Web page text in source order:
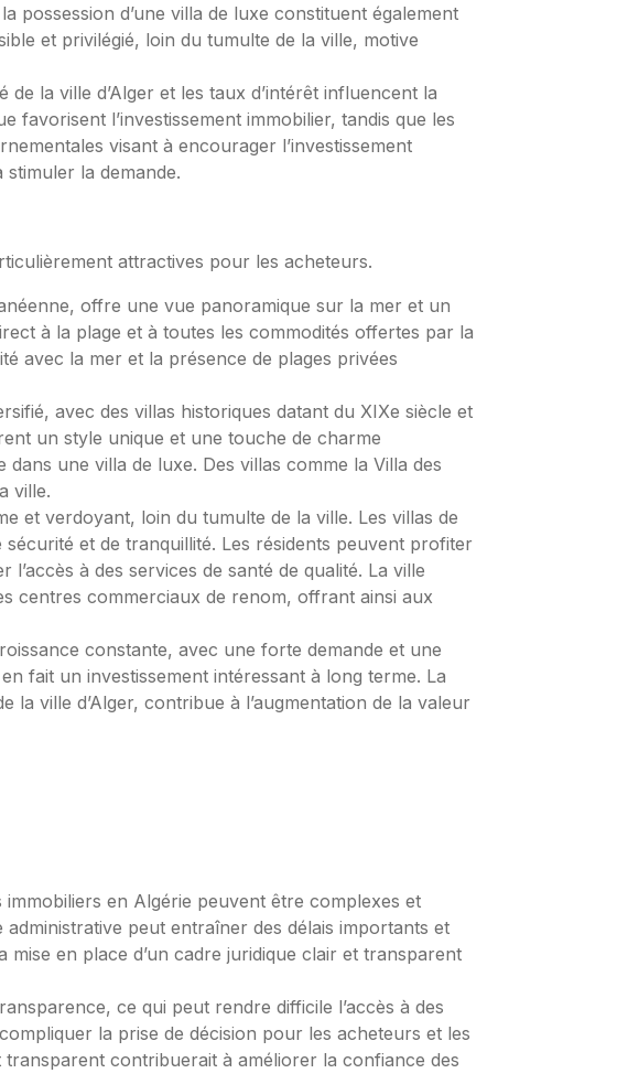
possession d’une villa de luxe constituent également
et privilégié, loin du tumulte de la ville, motive
la ville d’Alger et les taux d’intérêt influencent la
favorisent l’investissement immobilier, tandis que les
visant à encourager l’investissement
la demande.
attractives pour les acheteurs.
offre une vue panoramique sur la mer et un
à la plage et à toutes les commodités offertes par la
avec la mer et la présence de plages privées
avec des villas historiques datant du XIXe siècle et
un style unique et une touche de charme
une villa de luxe. Des villas comme la Villa des
ville.
et verdoyant, loin du tumulte de la ville. Les villas de
et de tranquillité. Les résidents peuvent profiter
à des services de santé de qualité. La ville
centres commerciaux de renom, offrant ainsi aux
constante, avec une forte demande et une
fait un investissement intéressant à long terme. La
ville d’Alger, contribue à l’augmentation de la valeur
immobiliers en Algérie peuvent être complexes et
peut entraîner des délais importants et
en place d’un cadre juridique clair et transparent
ce qui peut rendre difficile l’accès à des
la prise de décision pour les acheteurs et les
transparent contribuerait à améliorer la confiance des